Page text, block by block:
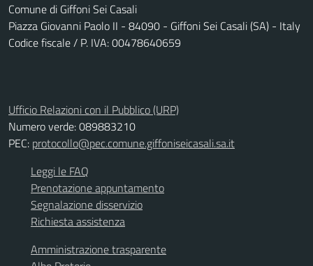
Comune di Giffoni Sei Casali
Piazza Giovanni Paolo II - 84090 - Giffoni Sei Casali (SA) - Italy
Codice fiscale / P. IVA: 00478640659
Ufficio Relazioni con il Pubblico (URP)
Numero verde: 089883210
PEC: protocollo@pec.comune.giffoniseicasali.sa.it
Leggi le FAQ
Prenotazione appuntamento
Segnalazione disservizio
Richiesta assistenza
Amministrazione trasparente